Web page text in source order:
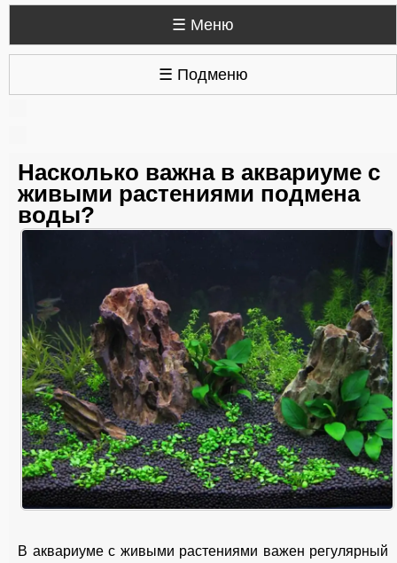
☰ Меню
☰ Подменю
Насколько важна в аквариуме с
живыми растениями подмена
воды?
В аквариуме с живыми растениями важен регулярный